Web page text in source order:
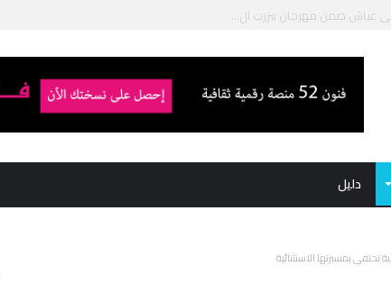
عياش ضمن مهرجان بنزرت ال...
بوشناق في ...
دليل
تحتفي بمسيرتها الاستثنائية